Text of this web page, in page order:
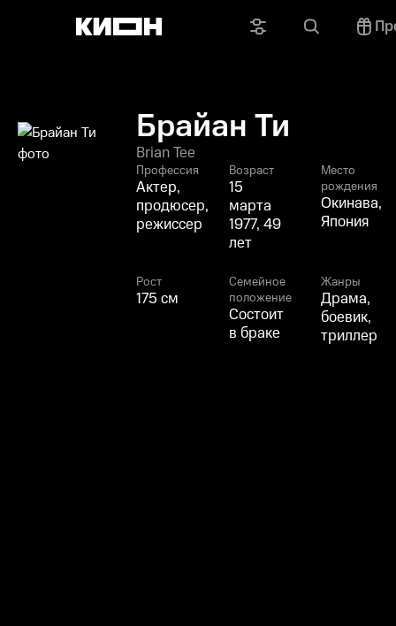
Брайан Ти
Brian Tee
Профессия
Актер,
продюсер,
режиссер
Возраст
15
марта
1977, 49
лет
Место
рождения
Окинава,
Япония
Рост
175 см
Семейное
положение
Состоит
в браке
Жанры
Драма,
боевик,
триллер